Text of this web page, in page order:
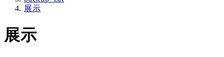
展示
展示